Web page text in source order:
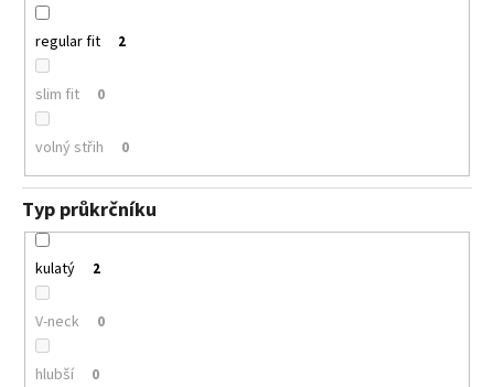
regular fit 2
slim fit 0
volný střih 0
Typ průkrčníku
kulatý 2
V-neck 0
hlubší 0